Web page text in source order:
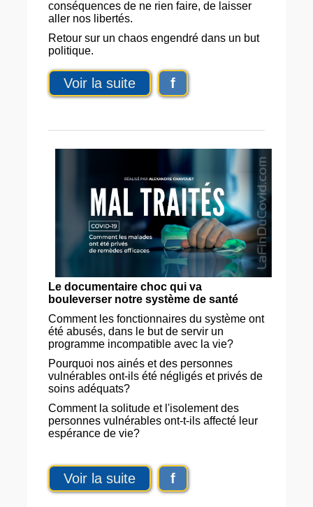
conséquences de ne rien faire, de laisser
aller nos libertés.
Retour sur un chaos engendré dans un but
politique.
Voir la suite f
Le documentaire choc qui va
bouleverser notre système de santé
Comment les fonctionnaires du système ont
été abusés, dans le but de servir un
programme incompatible avec la vie?
Pourquoi nos ainés et des personnes
vulnérables ont-ils été négligés et privés de
soins adéquats?
Comment la solitude et l'isolement des
personnes vulnérables ont-t-ils affecté leur
espérance de vie?
Voir la suite f